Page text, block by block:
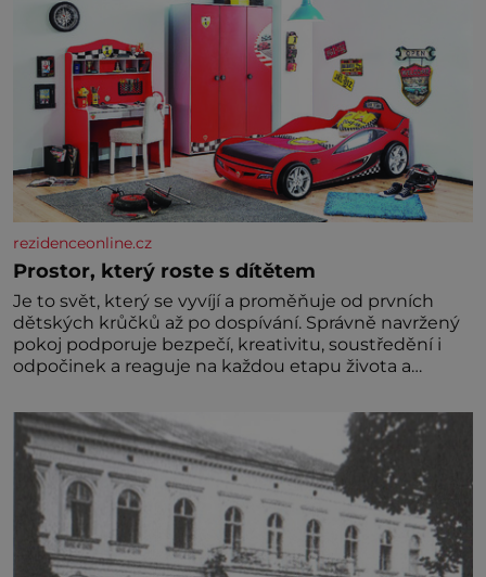
rezidenceonline.cz
Prostor, který roste s dítětem
Je to svět, který se vyvíjí a proměňuje od prvních
dětských krůčků až po dospívání. Správně navržený
pokoj podporuje bezpečí, kreativitu, soustředění i
odpočinek a reaguje na každou etapu života a
jednoduchost, měkkost a bezpečí, proto by pokoj
miminka měl působit především klidně a útulně.
Předškolní věk je